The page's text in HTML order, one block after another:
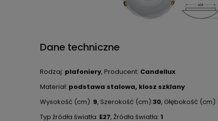
Dane techniczne
Rodzaj: plafoniery, Producent: Candellux
Materiał: podstawa stalowa, klosz szklany
Wysokość (cm): 9, Szerokość (cm):30, Głębokość (cm):
Typ źródła światła: E27, Źródła światła: 1